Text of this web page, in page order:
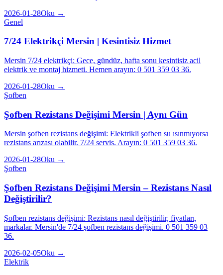
2026-01-28Oku →
Genel
7/24 Elektrikçi Mersin | Kesintisiz Hizmet
Mersin 7/24 elektrikçi: Gece, gündüz, hafta sonu kesintisiz acil
elektrik ve montaj hizmeti. Hemen arayın: 0 501 359 03 36.
2026-01-28Oku →
Şofben
Şofben Rezistans Değişimi Mersin | Aynı Gün
Mersin şofben rezistans değişimi: Elektrikli şofben su ısınmıyorsa
rezistans arızası olabilir. 7/24 servis. Arayın: 0 501 359 03 36.
2026-01-28Oku →
Şofben
Şofben Rezistans Değişimi Mersin – Rezistans Nasıl
Değiştirilir?
Şofben rezistans değişimi: Rezistans nasıl değiştirilir, fiyatları,
markalar. Mersin'de 7/24 şofben rezistans değişimi. 0 501 359 03
36.
2026-02-05Oku →
Elektrik